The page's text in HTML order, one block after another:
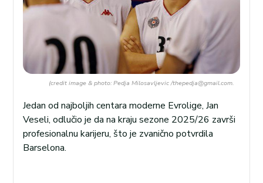
(credit image & photo: Pedja Milosavljevic /thepedja@gmail.com.
Jedan od najboljih centara moderne Evrolige, Jan
Veseli, odlučio je da na kraju sezone 2025/26 završi
profesionalnu karijeru, što je zvanično potvrdila
Barselona.